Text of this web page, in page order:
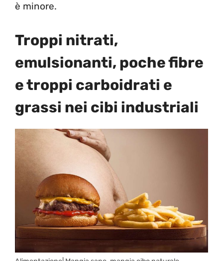
è minore.
Troppi nitrati,
emulsionanti, poche fibre
e troppi carboidrati e
grassi nei cibi industriali